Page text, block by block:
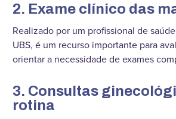
2. Exame clínico das
Realizado por um profissional de
UBS, é um recurso importante para
orientar a necessidade de exames
3. Consultas
rotina